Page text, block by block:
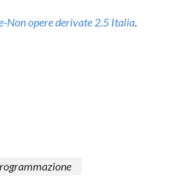
Non opere derivate 2.5 Italia.